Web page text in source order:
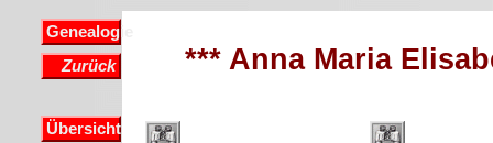
Genealogie
Zurück
Übersicht
*** Anna Maria